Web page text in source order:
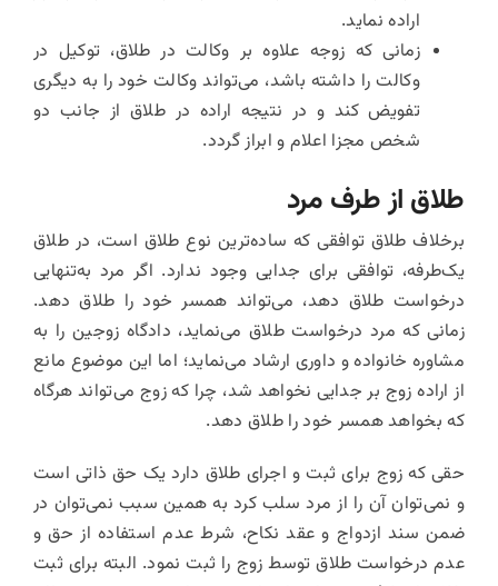
اراده نماید.
زمانی که زوجه علاوه بر وکالت در طلاق، توکیل در
وکالت را داشته باشد، می‌تواند وکالت خود را به دیگری
تفویض کند و در نتیجه اراده در طلاق از جانب دو
شخص مجزا اعلام و ابراز گردد.
طلاق از طرف مرد
برخلاف طلاق توافقی که ساده‌ترین نوع طلاق است، در طلاق
یک‌طرفه، توافقی برای جدایی وجود ندارد. اگر مرد به‌تنهایی
درخواست طلاق دهد، می‌تواند همسر خود را طلاق دهد.
زمانی که مرد درخواست طلاق می‌نماید، دادگاه زوجین را به
مشاوره خانواده و داوری ارشاد می‌‌نماید؛ اما این موضوع مانع
از اراده زوج بر جدایی نخواهد شد،‌ چرا که زوج می‌تواند هرگاه
که بخواهد همسر خود را طلاق دهد.
حقی که زوج برای ثبت و اجرای طلاق دارد یک حق ذاتی است
و نمی‌توان آن را از مرد سلب کرد به همین سبب نمی‌توان در
ضمن سند ازدواج و عقد نکاح، شرط عدم استفاده از حق و
عدم درخواست طلاق توسط زوج را ثبت نمود. البته برای ثبت